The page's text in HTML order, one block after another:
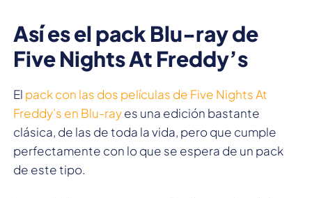
Así es el pack Blu-ray de
Five Nights At Freddy’s
El pack con las dos películas de Five Nights At
Freddy’s en Blu-rayes una edición bastante
clásica, de las de toda la vida, pero que cumple
perfectamente con lo que se espera de un pack
de este tipo.